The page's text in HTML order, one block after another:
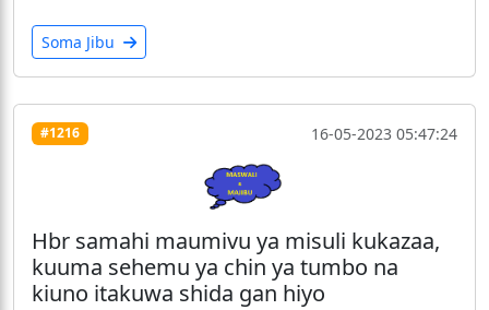
Soma Jibu
#1216 16-05-2023 05:47:24
Hbr samahi maumivu ya misuli kukazaa,
kuuma sehemu ya chin ya tumbo na
kiuno itakuwa shida gan hiyo